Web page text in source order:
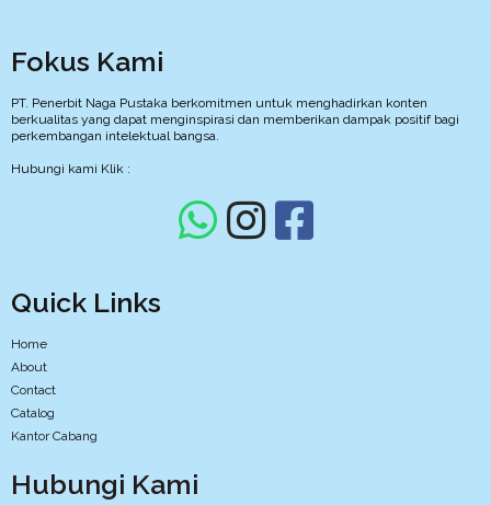
Fokus Kami
PT. Penerbit Naga Pustaka berkomitmen untuk menghadirkan konten
berkualitas yang dapat menginspirasi dan memberikan dampak positif bagi
perkembangan intelektual bangsa.
Hubungi kami Klik :
Quick Links
Home
About
Contact
Catalog
Kantor Cabang
Hubungi Kami